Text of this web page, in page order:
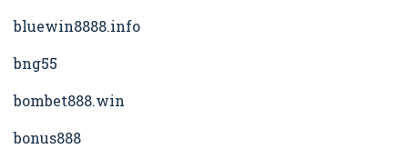
bluewin8888.info
bng55
bombet888.win
bonus888